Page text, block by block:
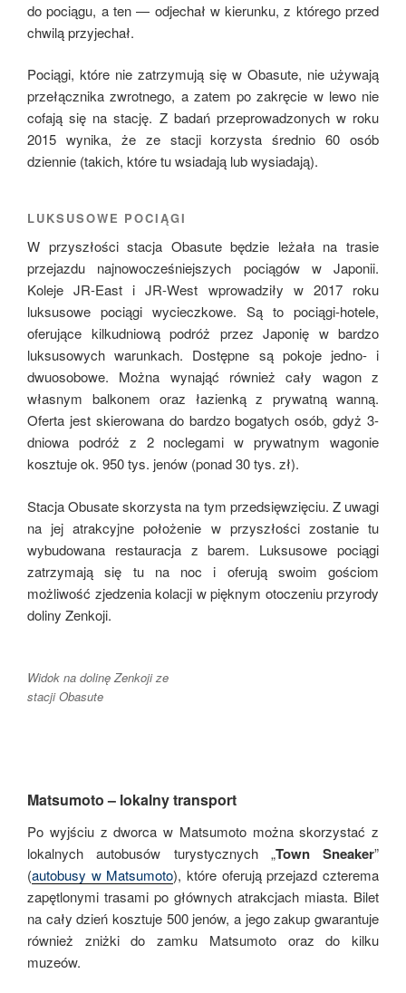
do pociągu, a ten — odjechał w kierunku, z którego przed
chwilą przyjechał.
Pociągi, które nie zatrzymują się w Obasute, nie używają
przełącznika zwrotnego, a zatem po zakręcie w lewo nie
cofają się na stację. Z badań przeprowadzonych w roku
2015 wynika, że ze stacji korzysta średnio 60 osób
dziennie (takich, które tu wsiadają lub wysiadają).
LUKSUSOWE POCIĄGI
W przyszłości stacja Obasute będzie leżała na trasie
przejazdu najnowocześniejszych pociągów w Japonii.
Koleje JR-East i JR-West wprowadziły w 2017 roku
luksusowe pociągi wycieczkowe. Są to pociągi-hotele,
oferujące kilkudniową podróż przez Japonię w bardzo
luksusowych warunkach. Dostępne są pokoje jedno- i
dwuosobowe. Można wynająć również cały wagon z
własnym balkonem oraz łazienką z prywatną wanną.
Oferta jest skierowana do bardzo bogatych osób, gdyż 3-
dniowa podróż z 2 noclegami w prywatnym wagonie
kosztuje ok. 950 tys. jenów (ponad 30 tys. zł).
Stacja Obusate skorzysta na tym przedsięwzięciu. Z uwagi
na jej atrakcyjne położenie w przyszłości zostanie tu
wybudowana restauracja z barem. Luksusowe pociągi
zatrzymają się tu na noc i oferują swoim gościom
możliwość zjedzenia kolacji w pięknym otoczeniu przyrody
doliny Zenkoji.
Widok na dolinę Zenkoji ze
stacji Obasute
Matsumoto – lokalny transport
Po wyjściu z dworca w Matsumoto można skorzystać z
lokalnych autobusów turystycznych „Town Sneaker”
(autobusy w Matsumoto), które oferują przejazd czterema
zapętlonymi trasami po głównych atrakcjach miasta. Bilet
na cały dzień kosztuje 500 jenów, a jego zakup gwarantuje
również zniżki do zamku Matsumoto oraz do kilku
muzeów.